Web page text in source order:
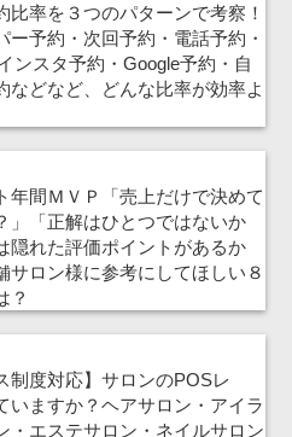
比率を３つのパターンで考察！
ー予約・次回予約・電話予約・
ンスタ予約・Google予約・自
などなど、どんな比率が効率よ
年間ＭＶＰ「売上だけで決めて
」「正解はひとつではないか
隠れた評価ポイントがあるか
サロン様に参考にしてほしい８
？
制度対応】サロンのPOSレ
いますか？ヘアサロン・アイラ
・エステサロン・ネイルサロン